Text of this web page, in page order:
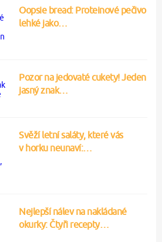
Oopsie bread: Proteinové pečivo
lehké jako…
Pozor na jedovaté cukety! Jeden
jasný znak…
Svěží letní saláty, které vás
v horku neunaví:…
Nejlepší nálev na nakládané
okurky: Čtyři recepty…